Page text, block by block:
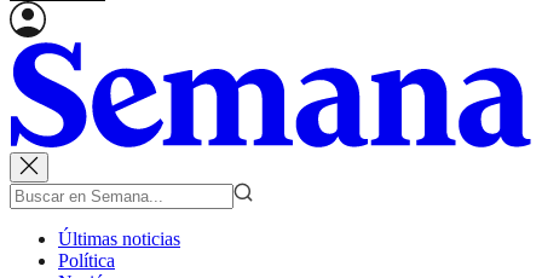
Últimas noticias
Política